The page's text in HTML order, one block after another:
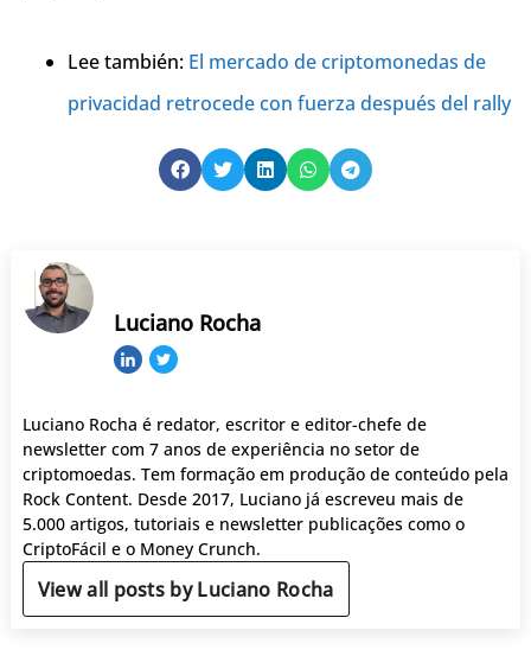
Lee también: El mercado de criptomonedas de
privacidad retrocede con fuerza después del rally
Luciano Rocha
Luciano Rocha é redator, escritor e editor-chefe de
newsletter com 7 anos de experiência no setor de
criptomoedas. Tem formação em produção de conteúdo pela
Rock Content. Desde 2017, Luciano já escreveu mais de
5.000 artigos, tutoriais e newsletter publicações como o
CriptoFácil e o Money Crunch.
View all posts by Luciano Rocha